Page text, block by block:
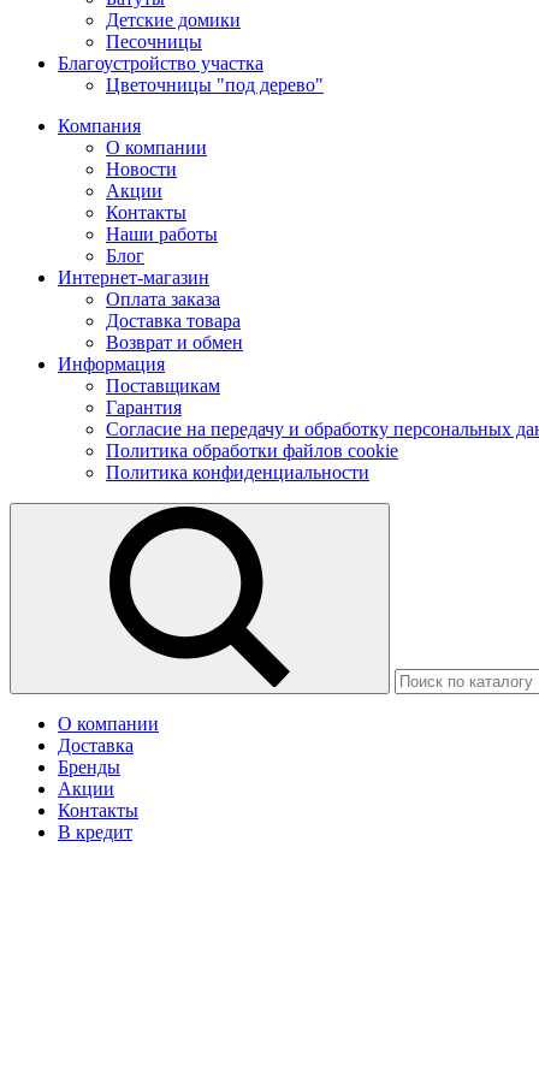
Детские домики
Песочницы
Благоустройство участка
Цветочницы "под дерево"
Компания
О компании
Новости
Акции
Контакты
Наши работы
Блог
Интернет-магазин
Оплата заказа
Доставка товара
Возврат и обмен
Информация
Поставщикам
Гарантия
Согласие на передачу и обработку персональных
Политика обработки файлов cookie
Политика конфиденциальности
О компании
Доставка
Бренды
Акции
Контакты
В кредит